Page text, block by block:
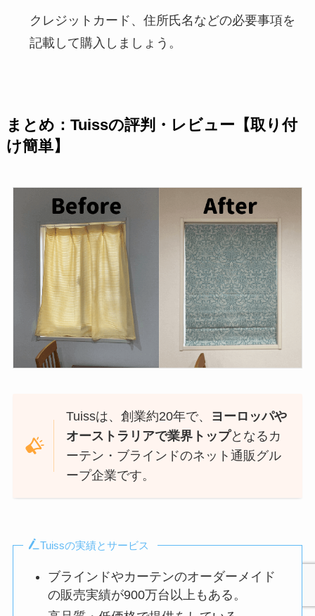
クレジットカード、住所氏名などの必要事項を
記載して購入しましょう。
まとめ：Tuissの評判・レビュー【取り付
け簡単】
Tuissは、創業約20年で、 ヨーロッパや
オーストラリアで業界トップとなるカ
ーテン・ブラインドのネット通販グル
ープ企業です。
Tuissの実績とサービス
ブラインドやカーテンのオーダーメイド
の販売実績が900万台以上もある。